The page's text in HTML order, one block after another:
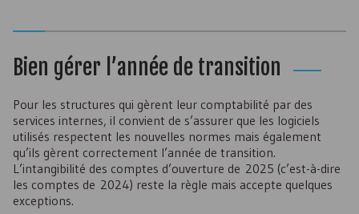
Bien gérer l’année de transition
Pour les structures qui gèrent leur comptabilité par des
services internes, il convient de s’assurer que les logiciels
utilisés respectent les nouvelles normes mais également
qu’ils gèrent correctement l’année de transition.
L’intangibilité des comptes d’ouverture de 2025 (c’est-à-dire
les comptes de 2024) reste la règle mais accepte quelques
exceptions.